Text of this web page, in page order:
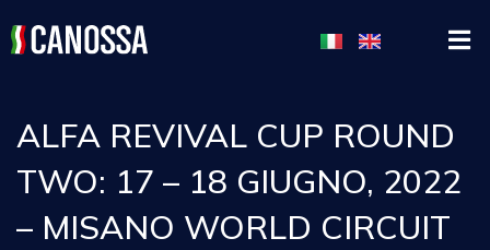
ALFA REVIVAL CUP ROUND
TWO: 17 – 18 GIUGNO, 2022
– MISANO WORLD CIRCUIT